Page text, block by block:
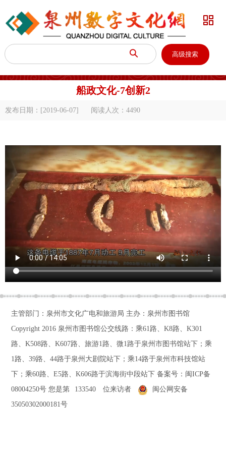
 高级搜索

船政文化-7创新2
发布日期：[2019-06-07] 阅读人次： 4490
主管部门：泉州市文化广电和旅游局 主办：泉州市图书馆
Copyright 2016 泉州市图书馆公交线路：乘61路、K8路、K301
路、K508路、K607路、旅游1路、微1路于泉州市图书馆站下；乘
1路、39路、44路于泉州大剧院站下；乘14路于泉州市科技馆站
下；乘60路、E5路、K606路于滨海街中段站下备案号： 闽ICP备
08004250号 您是第 133540 位来访者
闽公网安备
35050302000181号